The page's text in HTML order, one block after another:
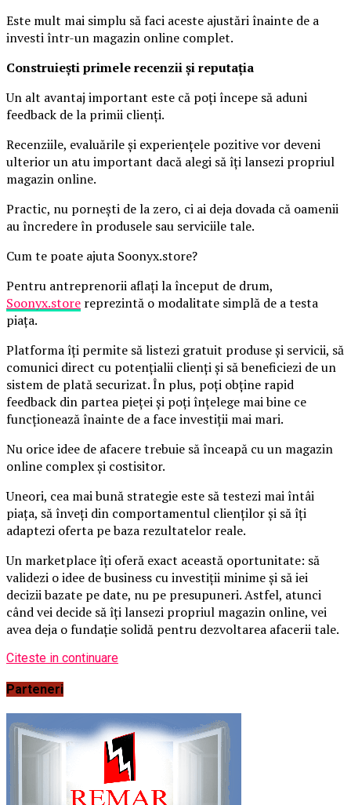
Este mult mai simplu să faci aceste ajustări înainte de a
investi într-un magazin online complet.
Construiești primele recenzii și reputația
Un alt avantaj important este că poți începe să aduni
feedback de la primii clienți.
Recenziile, evaluările și experiențele pozitive vor deveni
ulterior un atu important dacă alegi să îți lansezi propriul
magazin online.
Practic, nu pornești de la zero, ci ai deja dovada că oamenii
au încredere în produsele sau serviciile tale.
Cum te poate ajuta Soonyx.store?
Pentru antreprenorii aflați la început de drum,
Soonyx.store reprezintă o modalitate simplă de a testa
piața.
Platforma îți permite să listezi gratuit produse și servicii, să
comunici direct cu potențialii clienți și să beneficiezi de un
sistem de plată securizat. În plus, poți obține rapid
feedback din partea pieței și poți înțelege mai bine ce
funcționează înainte de a face investiții mai mari.
Nu orice idee de afacere trebuie să înceapă cu un magazin
online complex și costisitor.
Uneori, cea mai bună strategie este să testezi mai întâi
piața, să înveți din comportamentul clienților și să îți
adaptezi oferta pe baza rezultatelor reale.
Un marketplace îți oferă exact această oportunitate: să
validezi o idee de business cu investiții minime și să iei
decizii bazate pe date, nu pe presupuneri. Astfel, atunci
când vei decide să îți lansezi propriul magazin online, vei
avea deja o fundație solidă pentru dezvoltarea afacerii tale.
Citeste in continuare
Parteneri